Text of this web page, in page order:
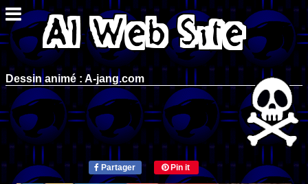
Dessin animé : A-jang.com
Partager Pin it